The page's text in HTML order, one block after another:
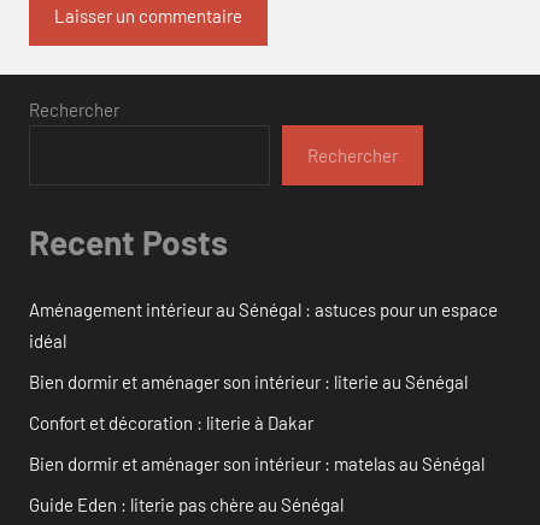
Rechercher
Rechercher
Recent Posts
Aménagement intérieur au Sénégal : astuces pour un espace
idéal
Bien dormir et aménager son intérieur : literie au Sénégal
Confort et décoration : literie à Dakar
Bien dormir et aménager son intérieur : matelas au Sénégal
Guide Eden : literie pas chère au Sénégal